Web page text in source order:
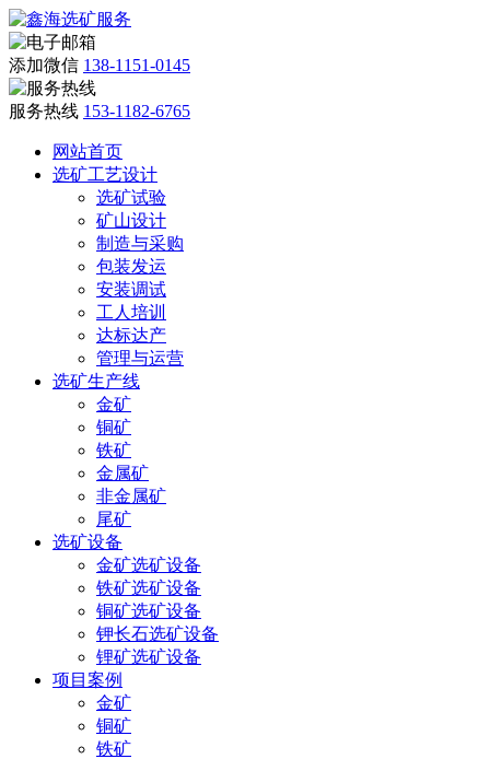
添加微信 138-1151-0145
服务热线 153-1182-6765
网站首页
选矿工艺设计
选矿试验
矿山设计
制造与采购
包装发运
安装调试
工人培训
达标达产
管理与运营
选矿生产线
金矿
铜矿
铁矿
金属矿
非金属矿
尾矿
选矿设备
金矿选矿设备
铁矿选矿设备
铜矿选矿设备
钾长石选矿设备
锂矿选矿设备
项目案例
金矿
铜矿
铁矿